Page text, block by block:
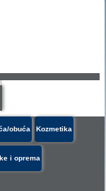
obuća Kozmetika
i oprema